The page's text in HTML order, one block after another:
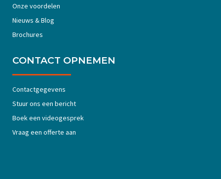
Onze voordelen
Nieuws & Blog
Brochures
CONTACT OPNEMEN
Contactgegevens
Stuur ons een bericht
Boek een videogesprek
Vraag een offerte aan